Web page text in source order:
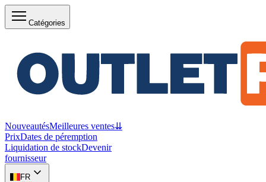
Catégories
NouveautésMeilleures ventes⇊
PrixDates de péremption
Liquidation de stockDevenir
fournisseur
FR